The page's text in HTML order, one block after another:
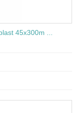
45x300m ...